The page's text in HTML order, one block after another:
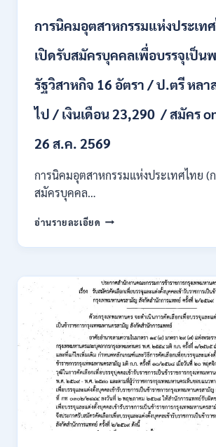
การนิคมอุตสาหกรรมแห่งประเท
เปิดรับสมัครบุคคลเพื่อบรรจุเป็น
รัฐวิสาหกิจ 16 อัตรา / ป.ตรี หลา
ไป / เงินเดือน 23,290 / สมัคร
26 ส.ค. 2569
การนิคมอุตสาหกรรมแห่งประเทศไทย (
สมัครบุคคล…
อ่านรายละเอียด การ
อุตสาหกรรม
ประเทศไทย
(กนอ.)
เปิด
รับ
สมัคร
บุคคล
เพื่อ
บรรจุ
เป็น
พนักงาน
รัฐวิสาหกิจ
16